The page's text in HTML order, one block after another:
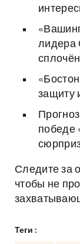
лидера
защиту
победе
Следите за
чтобы не
Теги :